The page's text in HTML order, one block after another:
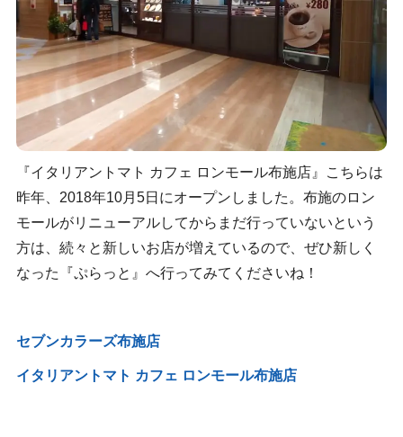
『イタリアントマト カフェ ロンモール布施店』こちらは
昨年、2018年10月5日にオープンしました。布施のロン
モールがリニューアルしてからまだ行っていないという
方は、続々と新しいお店が増えているので、ぜひ新しく
なった『ぷらっと』へ行ってみてくださいね！
セブンカラーズ布施店
イタリアントマト カフェ ロンモール布施店